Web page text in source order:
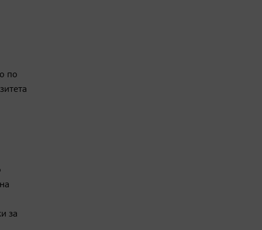
по
за